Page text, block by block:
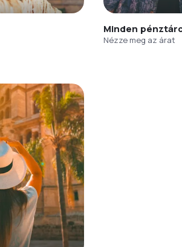
Minden
Nézze meg az árat